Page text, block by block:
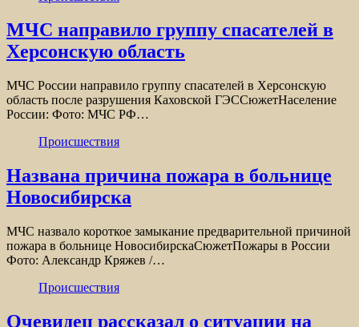
МЧС направило группу спасателей в
Херсонскую область
МЧС России направило группу спасателей в Херсонскую
область после разрушения Каховской ГЭССюжетНаселение
России: Фото: МЧС РФ…
Происшествия
Названа причина пожара в больнице
Новосибирска
МЧС назвало короткое замыкание предварительной причиной
пожара в больнице НовосибирскаСюжетПожары в России
Фото: Александр Кряжев /…
Происшествия
Очевидец рассказал о ситуации на